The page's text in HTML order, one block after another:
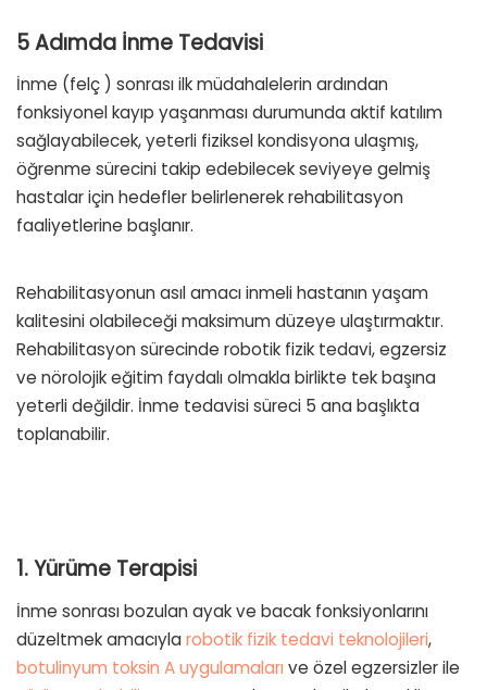
5 Adımda İnme Tedavisi
İnme (felç ) sonrası ilk müdahalelerin ardından
fonksiyonel kayıp yaşanması durumunda aktif katılım
sağlayabilecek, yeterli fiziksel kondisyona ulaşmış,
öğrenme sürecini takip edebilecek seviyeye gelmiş
hastalar için hedefler belirlenerek rehabilitasyon
faaliyetlerine başlanır.
Rehabilitasyonun asıl amacı inmeli hastanın yaşam
kalitesini olabileceği maksimum düzeye ulaştırmaktır.
Rehabilitasyon sürecinde robotik fizik tedavi, egzersiz
ve nörolojik eğitim faydalı olmakla birlikte tek başına
yeterli değildir. İnme tedavisi süreci 5 ana başlıkta
toplanabilir.
1. Yürüme Terapisi
İnme sonrası bozulan ayak ve bacak fonksiyonlarını
düzeltmek amacıyla robotik fizik tedavi teknolojileri,
botulinyum toksin A uygulamaları ve özel egzersizler ile